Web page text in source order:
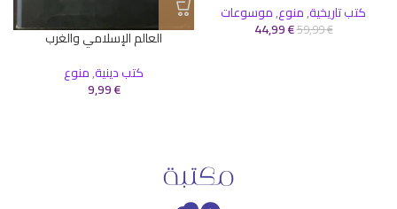
كتب تاريخية,منوع,موسوعات
59,99€
44,99€
العالم الإسلامي والغرب
كتب دينية,منوع
9,99€